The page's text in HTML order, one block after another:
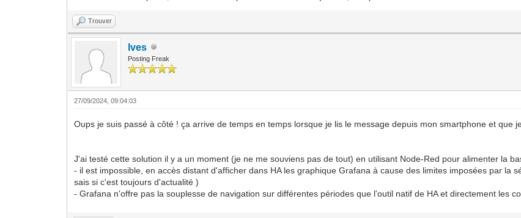
Trouver
Ives
Posting Freak
27/09/2024, 09:04:03
Oups je suis passé à côté ! ça arrive de temps en temps lorsque je lis le message depuis mon smartphone et que
J'ai testé cette solution il y a un moment (je ne me souviens pas de tout) en utilisant Node-Red pour alimenter la
- il est impossible, en accès distant d'afficher dans HA les graphique Grafana à cause des limites imposées par la
sais si c'est toujours d'actualité )
- Grafana n'offre pas la souplesse de navigation sur différentes périodes que l'outil natif de HA et directement les